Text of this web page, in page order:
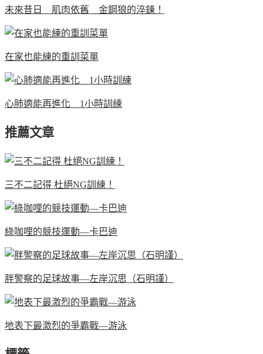
未來昔日 肌肉依舊 金鋼狼的淬鍊！
在家也能練的重訓菜單
心肺適能再進化 1小時訓練
推薦文章
三不二記得 杜絕NG訓練！
綠咖哩的競技運動—卡巴迪
胖警察的足球故事—左岸沉思（石明謹）
地表下最激烈的爭霸戰—游泳